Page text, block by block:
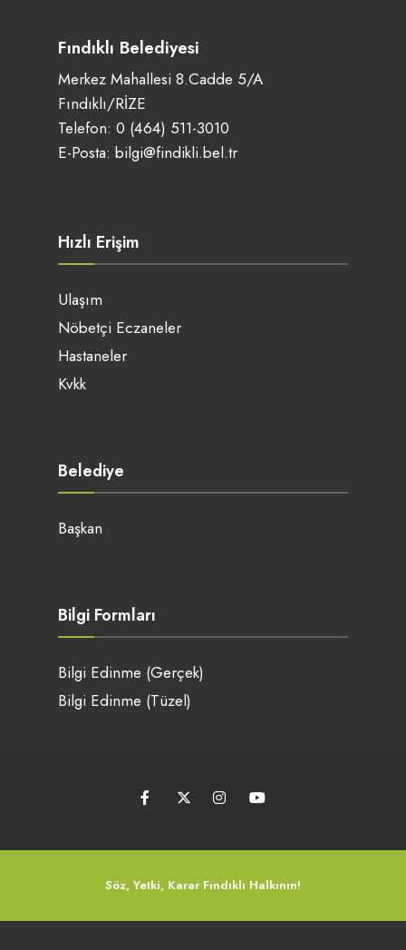
Fındıklı Belediyesi
Merkez Mahallesi 8.Cadde 5/A
Fındıklı/RİZE
Telefon: 0 (464) 511-3010
E-Posta: bilgi@findikli.bel.tr
Hızlı Erişim
Ulaşım
Nöbetçi Eczaneler
Hastaneler
Kvkk
Belediye
Başkan
Bilgi Formları
Bilgi Edinme (Gerçek)
Bilgi Edinme (Tüzel)
Söz, Yetki, Karar Fındıklı Halkının!